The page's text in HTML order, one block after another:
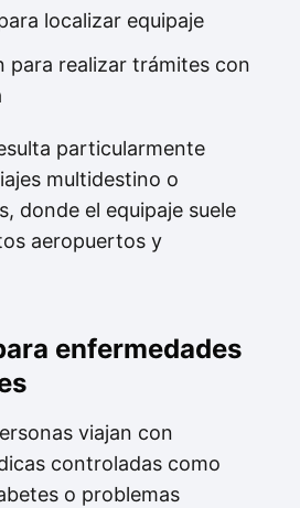
localizar equipaje
para realizar trámites con
particularmente
multidestino o
donde el equipaje suele
aeropuertos y
enfermedades
viajan con
controladas como
o problemas